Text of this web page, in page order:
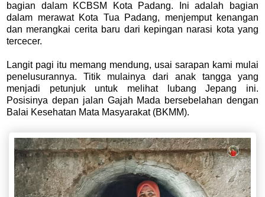
bagian dalam KCBSM Kota Padang. Ini adalah bagian
dalam merawat Kota Tua Padang, menjemput kenangan
dan merangkai cerita baru dari kepingan narasi kota yang
tercecer.
Langit pagi itu memang mendung, usai sarapan kami mulai
penelusurannya. Titik mulainya dari anak tangga yang
menjadi petunjuk untuk melihat lubang Jepang ini.
Posisinya depan jalan Gajah Mada bersebelahan dengan
Balai Kesehatan Mata Masyarakat (BKMM).